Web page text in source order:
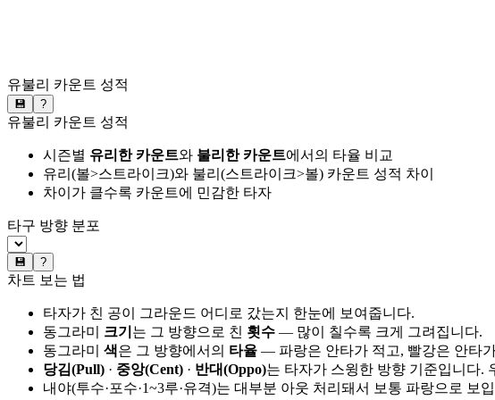
유불리 카운트 성적
💾 ?
유불리 카운트 성적
시즌별 유리한 카운트와 불리한 카운트에서의 타율 비교
유리(볼>스트라이크)와 불리(스트라이크>볼) 카운트 성적 차이
차이가 클수록 카운트에 민감한 타자
타구 방향 분포
💾 ?
차트 보는 법
타자가 친 공이 그라운드 어디로 갔는지 한눈에 보여줍니다.
동그라미 크기 는 그 방향으로 친 횟수 — 많이 칠수록 크게 그려집니다.
동그라미 색은 그 방향에서의 타율 — 파랑은 안타가 적고, 빨강은 안타
당김(Pull) · 중앙(Cent) · 반대(Oppo)는 타자가 스윙한 방향 기준입니다.
내야(투수·포수·1~3루·유격)는 대부분 아웃 처리돼서 보통 파랑으로 보